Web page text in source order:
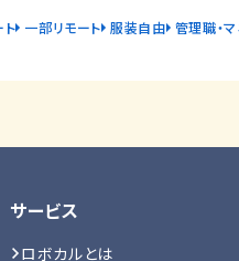
ト 一部リモート 服装自由 管理職・
サービス
ロボカルとは